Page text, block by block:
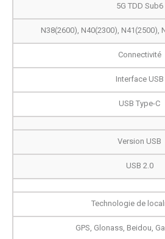
5G TDD Sub6
N38(2600), N40(2300), N41(2500),
Connectivité
Interface USB
USB Type-C
Version USB
USB 2.0
Technologie de
GPS, Glonass, Beidou,